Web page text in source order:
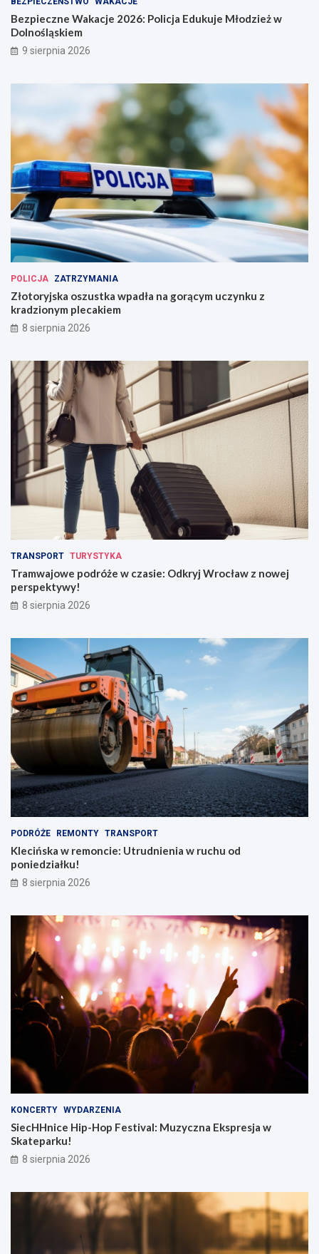
Bezpieczne Wakacje 2026: Policja Edukuje Młodzież w
Dolnośląskiem
9 sierpnia 2026
POLICJA ZATRZYMANIA
Złotoryjska oszustka wpadła na gorącym uczynku z
kradzionym plecakiem
8 sierpnia 2026
TRANSPORT TURYSTYKA
Tramwajowe podróże w czasie: Odkryj Wrocław z nowej
perspektywy!
8 sierpnia 2026
PODRÓŻE REMONTY TRANSPORT
Klecińska w remoncie: Utrudnienia w ruchu od
poniedziałku!
8 sierpnia 2026
KONCERTY WYDARZENIA
SiecHHnice Hip-Hop Festival: Muzyczna Ekspresja w
Skateparku!
8 sierpnia 2026